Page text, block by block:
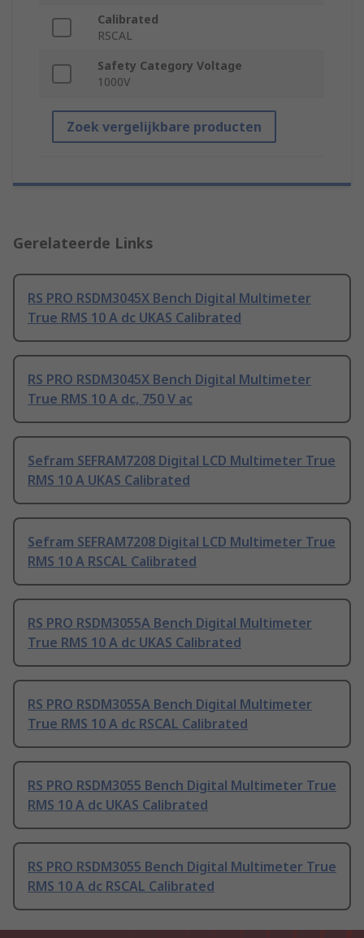
Calibrated
RSCAL
Safety Category Voltage
1000V
Zoek vergelijkbare producten
Gerelateerde Links
RS PRO RSDM3045X Bench Digital Multimeter
True RMS 10 A dc UKAS Calibrated
RS PRO RSDM3045X Bench Digital Multimeter
True RMS 10 A dc, 750 V ac
Sefram SEFRAM7208 Digital LCD Multimeter True
RMS 10 A UKAS Calibrated
Sefram SEFRAM7208 Digital LCD Multimeter True
RMS 10 A RSCAL Calibrated
RS PRO RSDM3055A Bench Digital Multimeter
True RMS 10 A dc UKAS Calibrated
RS PRO RSDM3055A Bench Digital Multimeter
True RMS 10 A dc RSCAL Calibrated
RS PRO RSDM3055 Bench Digital Multimeter True
RMS 10 A dc UKAS Calibrated
RS PRO RSDM3055 Bench Digital Multimeter True
RMS 10 A dc RSCAL Calibrated